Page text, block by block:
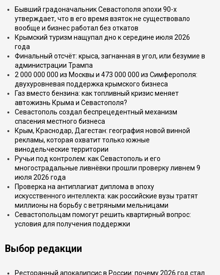
Бывший градоначальник Севастополя эпохи 90-х
утверждает, что в его время взяток не существовало
вообще и бизнес работал без откатов
Крымский туризм нащупал дно к середине июля 2026
года
Финальный отсчёт: крыса, загнанная в угол, или безумие в
администрации Трампа
2 000 000 000 из Москвы и 473 000 000 из Симферополя:
двухуровневая поддержка крымского бизнеса
Газ вместо бензина: как топливный кризис меняет
автожизнь Крыма и Севастополя?
Севастополь создал беспрецедентный механизм
спасения местного бизнеса
Крым, Краснодар, Дагестан: география новой винной
рекламы, которая охватит только южные
винодельческие территории
Ручьи под контролем: как Севастополь и его
многострадальные ливнёвки прошли проверку ливнем 9
июля 2026 года
Проверка на антиплагиат диплома в эпоху
искусственного интеллекта: как российские вузы тратят
миллионы на борьбу с ветряными мельницами
Севастопольцам помогут решить квартирный вопрос:
условия для получения поддержки
Выбор редакции
Ресторанный апокалипсис в России: почему 2026 год стал